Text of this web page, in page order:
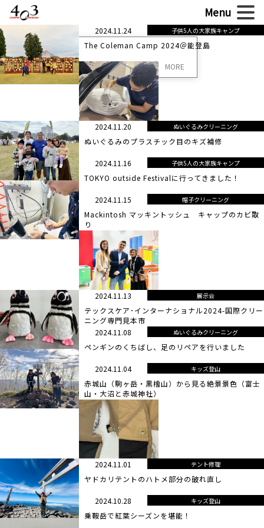
2024.11.24 子供5人の大家族キャンプ
The Coleman Camp 2024＠能登島
2024.11.20 ぬいぐるみクリーニング
ぬいぐるみのプラスチック目のキズ補修
2024.11.16 子供5人の大家族キャンプ
TOKYO outside Festivalに行ってきました！
2024.11.15 帽子クリーニング
Mackintosh マッキントッシュ キャップのカビ取
り
2024.11.13 展示会
テックスケア･インターナショナル2024-国際クリー
ニング専門見本市
2024.11.08
ぬいぐるみクリーニング
ペンギンのくちばし、足のリペアを行いました
2024.11.04 キッズ登山
赤城山（駒ヶ岳・黒檜山）から見る絶景景色（富士
山・大沼と赤城神社）
2024.11.01 テント修理
ヤドカリテントのハトメ部分の破れ直し
2024.10.28 キッズ登山
乗鞍岳で紅葉シーズンを堪能！
MORE